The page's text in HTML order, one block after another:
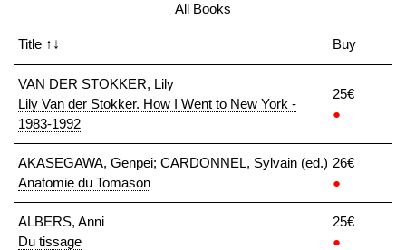
All Books
Title ↑↓ Buy
VAN DER STOKKER, Lily
Lily Van der Stokker. How I Went to New York -
1983-1992
25€
●
AKASEGAWA, Genpei; CARDONNEL, Sylvain (ed.)
Anatomie du Tomason
26€
●
ALBERS, Anni
Du tissage
25€
●